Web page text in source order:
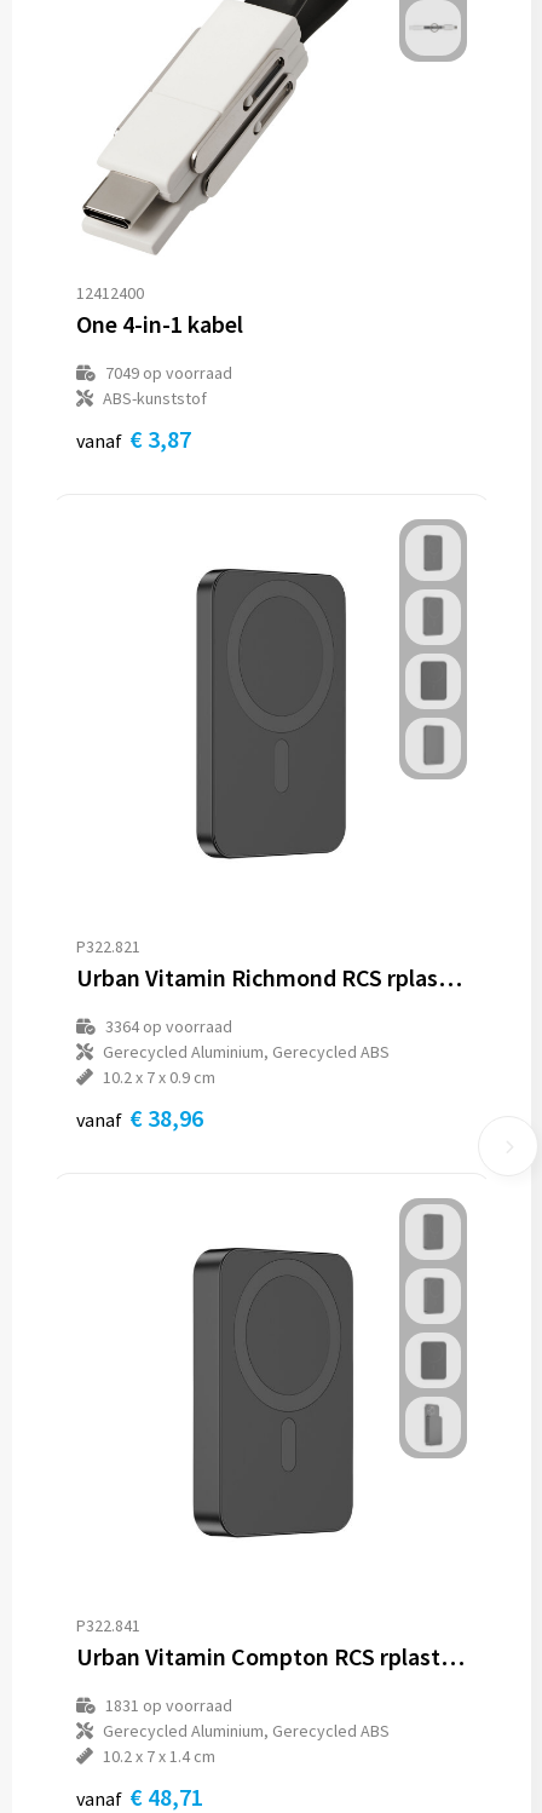
12412400
One 4-in-1 kabel
7049op voorraad
ABS-kunststof
vanaf € 3,87
P322.821
Urban Vitamin Richmond RCS rplastic/alu 5000 mAh powerbank
3364op voorraad
Gerecycled Aluminium, Gerecycled ABS
10.2 x 7 x 0.9 cm
vanaf € 38,96
P322.841
Urban Vitamin Compton RCS rplastic/alu 10.000 mAh powerbank
1831 op voorraad
Gerecycled Aluminium, Gerecycled ABS
10.2 x 7 x 1.4 cm
vanaf € 48,71